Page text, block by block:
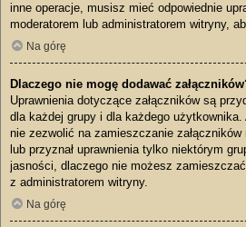
inne operacje, musisz mieć odpowiednie
moderatorem lub administratorem witryny,
Na górę
Dlaczego nie mogę dodawać
Uprawnienia dotyczące załączników są
dla każdej grupy i dla każdego użytkownika.
nie zezwolić na zamieszczanie
lub przyznał uprawnienia tylko niektórym
jasności, dlaczego nie możesz
z administratorem witryny.
Na górę